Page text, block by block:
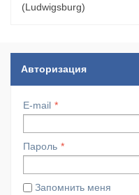
(Ludwigsburg)
Авторизация
E-mail
Пароль
Запомнить меня